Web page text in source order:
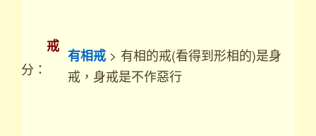
戒
分：
有相戒 > 有相的戒(看得到形相的)是身
戒，身戒是不作惡行